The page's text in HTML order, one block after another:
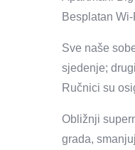
Besplatan
Sve naše
sjedenje;
Ručnici su
Obližnji
grada,